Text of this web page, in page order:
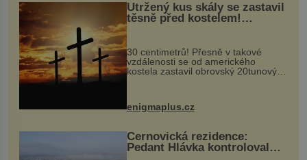
Utržený kus skály se zastavil
těsně před kostelem!
Ochránila ho boží síla?
30 centimetrů! Přesně v takové
vzdálenosti se od amerického
kostela zastavil obrovský 20tunový
...
enigmaplus.cz
Černovická rezidence:
Pedant Hlávka kontroloval